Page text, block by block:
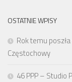
OSTATNIE WPISY
Rok temu
Częstochowy
46 PPP – Studio